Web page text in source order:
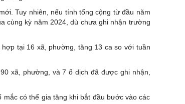
Tuy nhiên, nếu tính tổng cộng từ đầu năm
cùng kỳ năm 2024, dù chưa ghi nhận trường
tại 16 xã, phường, tăng 13 ca so với tuần
xã, phường, và 7 ổ dịch đã được ghi nhận,
có thể gia tăng khi bắt đầu bước vào các